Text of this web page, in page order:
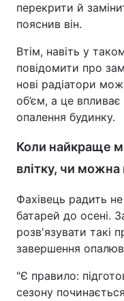
перекрити й
пояснив він.
Втім, навіть у
повідомити про
нові радіатори
об’єм, а це
опалення будинку.
Коли найкраще
влітку, чи можна
Фахівець радить
батарей до осені.
розв'язувати такі
завершення
"Є правило:
сезону